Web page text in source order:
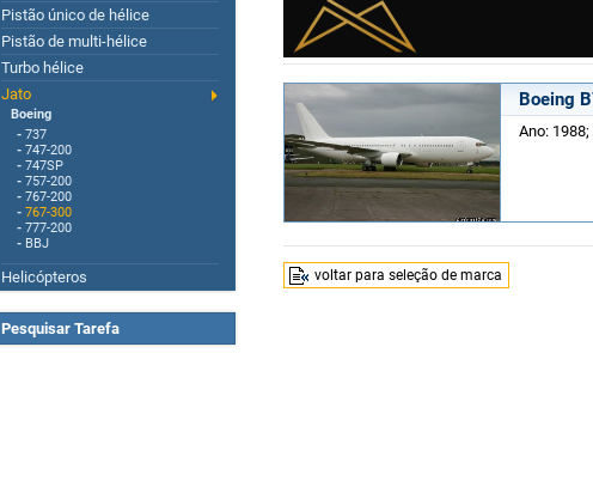
Pistão único de hélice
Pistão de multi-hélice
Turbo hélice
Jato
Boeing
- 737
- 747-200
- 747SP
- 757-200
- 767-200
- 767-300
- 777-200
- BBJ
Helicópteros
Pesquisar Tarefa
Boeing
Ano:
voltar para seleção de marca